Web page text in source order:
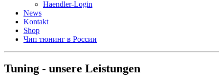
Haendler-Login
News
Kontakt
Shop
Чип тюнинг в России
Tuning - unsere Leistungen